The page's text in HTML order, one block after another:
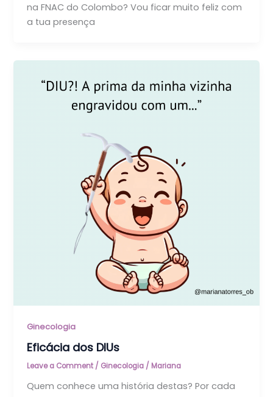
na FNAC do Colombo? Vou ficar muito feliz com
a tua presença
Ginecologia
Eficácia dos DIUs
Leave a Comment / Ginecologia / Mariana
Quem conhece uma história destas? Por cada